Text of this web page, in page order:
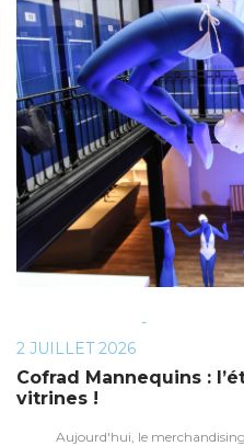
POSTED
ON
2 JUILLET 2026
Cofrad Mannequins :
vitrines !
Aujourd'hui, le merchandising